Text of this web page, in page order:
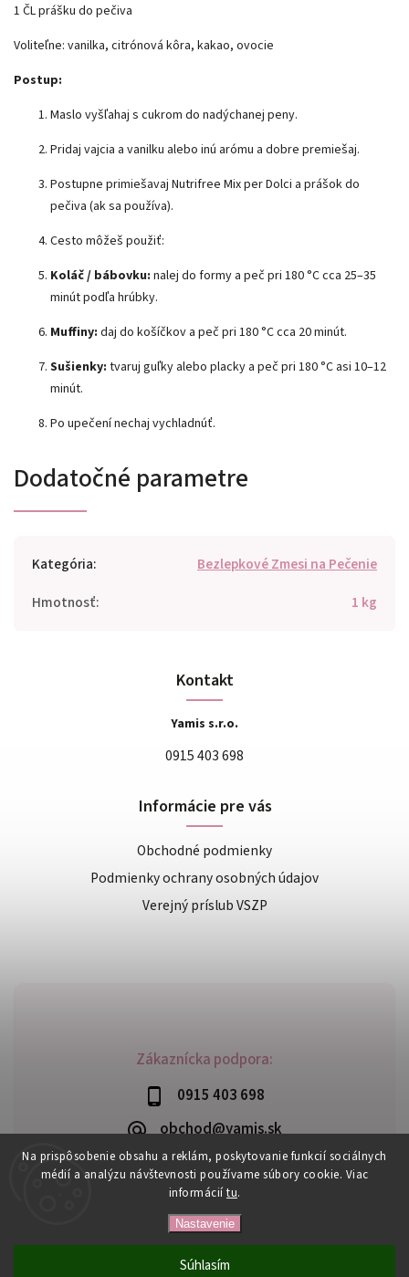
Na prispôsobenie obsahu a reklám, poskytovanie funkcií sociálnych
médií a analýzu návštevnosti používame súbory cookie. Viac
informácií tu.
Nastavenie
Súhlasím
1 ČL prášku do pečiva
Voliteľne: vanilka, citrónová kôra, kakao, ovocie
Postup:
Maslo vyšľahaj s cukrom do nadýchanej peny.
Pridaj vajcia a vanilku alebo inú arómu a dobre premiešaj.
Postupne primiešavaj Nutrifree Mix per Dolci a prášok do
pečiva (ak sa používa).
Cesto môžeš použiť:
Koláč / bábovku: nalej do formy a peč pri 180 °C cca 25–35
minút podľa hrúbky.
Muffiny: daj do košíčkov a peč pri 180 °C cca 20 minút.
Sušienky: tvaruj guľky alebo placky a peč pri 180 °C asi 10–12
minút.
Po upečení nechaj vychladnúť.
Dodatočné parametre
Kategória:
Bezlepkové Zmesi na Pečenie
Hmotnosť: 1 kg
Zákaznícka podpora:
0915 403 698
obchod@yamis.sk
Kontakt
Yamis s.r.o.
0915 403 698
Informácie pre vás
Obchodné podmienky
Podmienky ochrany osobných údajov
Verejný príslub VSZP
Copyright 2026Yamis. Všetky práva vyhradené.
Upraviť nastavenie cookies
Shoptet | Design